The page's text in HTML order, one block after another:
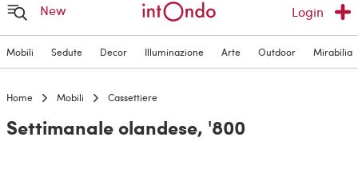
New Login
Mobili Sedute Decor Illuminazione Arte Outdoor Mirabilia
Home Mobili Cassettiere
Settimanale olandese, '800